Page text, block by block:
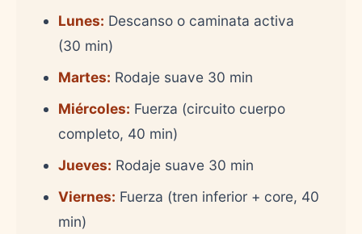
Lunes: Descanso o caminata activa
(30 min)
Martes: Rodaje suave 30 min
Miércoles: Fuerza (circuito cuerpo
completo, 40 min)
Jueves: Rodaje suave 30 min
Viernes: Fuerza (tren inferior + core, 40
min)